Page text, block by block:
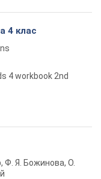
4 клас
4 workbook 2nd
Ф. Я. Божинова, О.